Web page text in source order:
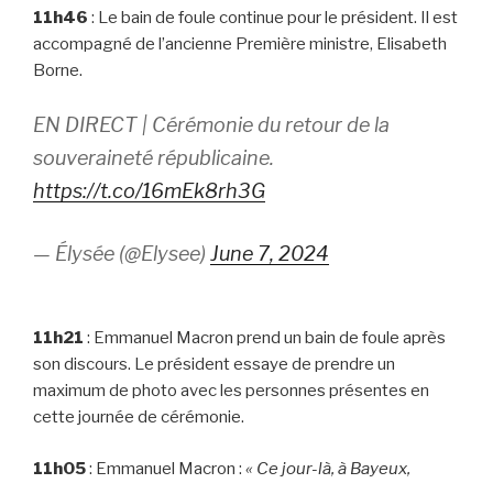
11h46 : Le bain de foule continue pour le président. Il est
accompagné de l’ancienne Première ministre, Elisabeth
Borne.
EN DIRECT | Cérémonie du retour de la
souveraineté républicaine.
https://t.co/16mEk8rh3G
— Élysée (@Elysee) June 7, 2024
11h21 : Emmanuel Macron prend un bain de foule après
son discours. Le président essaye de prendre un
maximum de photo avec les personnes présentes en
cette journée de cérémonie.
11h05: Emmanuel Macron : « Ce jour-là, à Bayeux,